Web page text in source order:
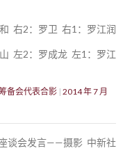
右2：罗卫 右1：罗江润
左2：罗成龙 左1：罗江
备会代表合影 2014 年 7 月
谈会发言——摄影 中新社